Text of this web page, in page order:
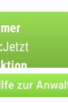
zur
Jetzt